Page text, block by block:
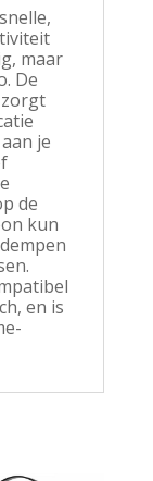
maar
De
je
de
kun
en is